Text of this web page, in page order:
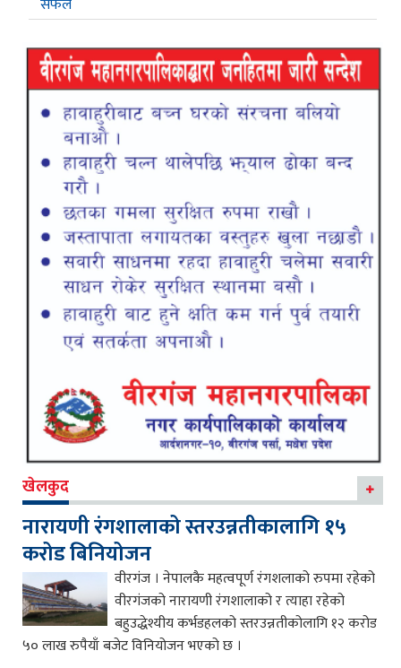
सफल
खेलकुद
नारायणी रंगशालाको स्तरउन्नतीकालागि १५
करोड बिनियोजन
वीरगंज । नेपालकै महत्वपूर्ण रंगशलाको रुपमा रहेको
वीरगंजको नारायणी रंगशालाको र त्याहा रहेको
बहुउद्धेश्यीय कर्भडहलको स्तरउन्नतीकोलागि १२ करोड
५० लाख रुपैयाँ बजेट विनियोजन भएको छ ।